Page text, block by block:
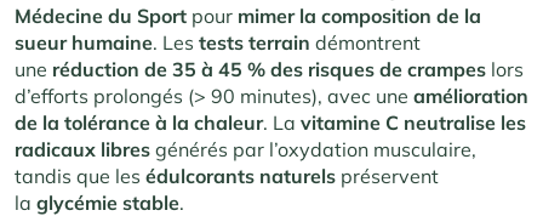
Médecine du Sport pour mimer la composition de la
sueur humaine. Les tests terrain démontrent
une réduction de 35 à 45 % des risques de crampes lors
d’efforts prolongés (> 90 minutes), avec une amélioration
de la tolérance à la chaleur. La vitamine C neutralise les
radicaux libres générés par l’oxydation musculaire,
tandis que les édulcorants naturels préservent
la glycémie stable.